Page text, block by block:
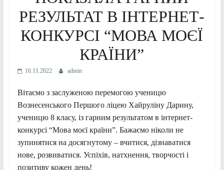
РЕЗУЛЬТАТ В ІНТЕРНЕТ-
КОНКУРСІ “МОВА МОЄЇ
КРАЇНИ”
16.11.2022 admin
Вітаємо з заслуженою перемогою ученицю
Вознесенського Першого ліцею Хайруліну Дарину,
ученицю 8 класу, із гарним результатом в інтернет-
конкурсі “Мова моєї країни”. Бажаємо ніколи не
зупинятися на досягнутому – вчитися, дізнаватися
нове, розвиватися. Успіхів, натхнення, творчості і
позитиву кожен день!